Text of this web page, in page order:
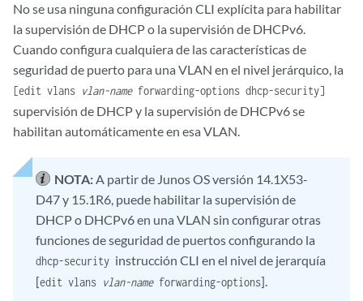
No se usa ninguna configuración CLI explícita para habilitar
la supervisión de DHCP o la supervisión de DHCPv6.
Cuando configura cualquiera de las características de
seguridad de puerto para una VLAN en el nivel jerárquico, la
[edit vlans vlan-nameforwarding-options dhcp-security]
supervisión de DHCP y la supervisión de DHCPv6 se
habilitan automáticamente en esa VLAN.
NOTA:A partir de Junos OS versión 14.1X53-
D47 y 15.1R6, puede habilitar la supervisión de
DHCP o DHCPv6 en una VLAN sin configurar otras
funciones de seguridad de puertos configurando la
dhcp-security instrucción CLI en el nivel de jerarquía
[edit vlans vlan-nameforwarding-options].